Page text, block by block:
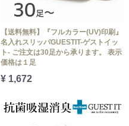
【送料無料】『フルカラー(UV)印刷』
名入れスリッパGUESTIT-ゲストイッ
ト- ご注文は30足から承ります。 表示
価格は１足
¥ 1,672